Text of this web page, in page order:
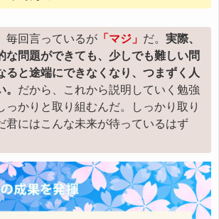
毎回言っているが 「マジ」 だ。 実際、
な問題ができても、少しでも難しい問
ると途端にできなくなり、つまずく人
。 だから、これから説明していく勉強
っかりと取り組むんだ。しっかり取り
君にはこんな未来が待っているはず